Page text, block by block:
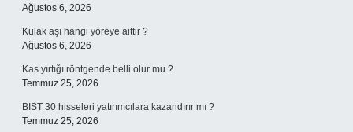
Ağustos 6, 2026
Kulak aşı hangi yöreye aittir ?
Ağustos 6, 2026
Kas yırtığı röntgende belli olur mu ?
Temmuz 25, 2026
BIST 30 hisseleri yatırımcılara kazandırır mı ?
Temmuz 25, 2026